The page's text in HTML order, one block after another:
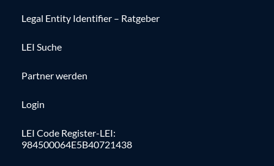
Legal Entity Identifier – Ratgeber
LEI Suche
Partner werden
Login
LEI Code Register-LEI:
984500064E5B40721438